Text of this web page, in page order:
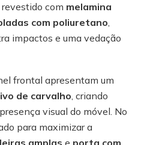
revestido com melamina
com poliuretano,
impactos e uma vedação
frontal apresentam um
de carvalho, criando
visual do móvel. No
para maximizar a